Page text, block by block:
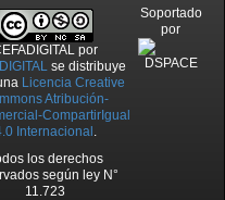
por
se distribuye
Licencia Creative
Atribución-
CompartirIgual
Internacional .
los derechos
según ley N°
11.723
Soportado
por